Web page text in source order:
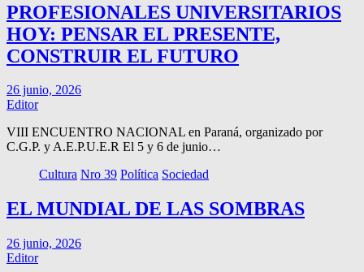
PROFESIONALES UNIVERSITARIOS
HOY: PENSAR EL PRESENTE,
CONSTRUIR EL FUTURO
26 junio, 2026
Editor
VIII ENCUENTRO NACIONAL en Paraná, organizado por
C.G.P. y A.E.P.U.E.R El 5 y 6 de junio…
Cultura Nro 39 Política Sociedad
EL MUNDIAL DE LAS SOMBRAS
26 junio, 2026
Editor